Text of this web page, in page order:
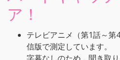
ア！
テレビアニメ（第1話～第
信版で測定しています。